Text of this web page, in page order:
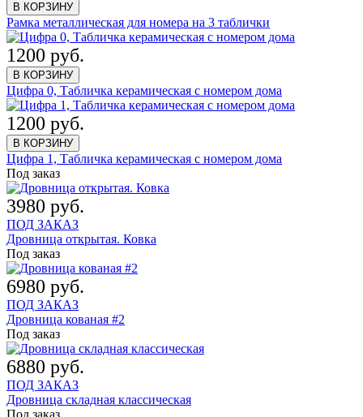
В КОРЗИНУ
Рамка металлическая для номера на 3 таблички
1200 руб.
В КОРЗИНУ
Цифра 0, Табличка керамическая с номером дома
1200 руб.
В КОРЗИНУ
Цифра 1, Табличка керамическая с номером дома
Под заказ
3980 руб.
ПОД ЗАКАЗ
Дровница открытая. Ковка
Под заказ
6980 руб.
ПОД ЗАКАЗ
Дровница кованая #2
Под заказ
6880 руб.
ПОД ЗАКАЗ
Дровница складная классическая
Под заказ